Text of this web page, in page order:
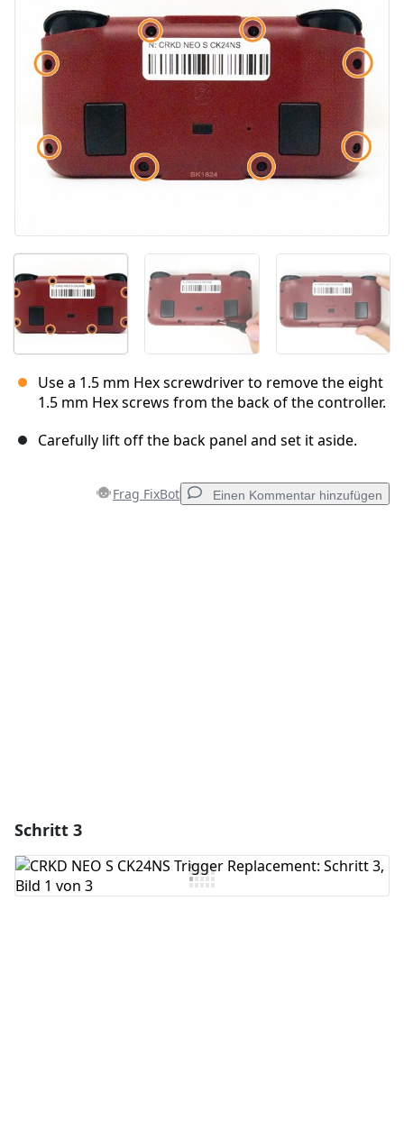
Abbrechen Kommentieren
Use a 1.5 mm Hex screwdriver to remove the eight
1.5 mm Hex screws from the back of the controller.
Carefully lift off the back panel and set it aside.
Frag FixBot Einen Kommentar hinzufügen
Schritt 3